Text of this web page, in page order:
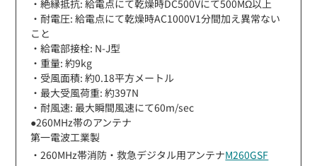
・絶縁抵抗: 給電点にて乾燥時DC500Vにて500MΩ以上
・耐電圧: 給電点にて乾燥時AC1000V1分間加え異常ない
こと
・給電部接栓: N-J型
・重量: 約9kg
・受風面積: 約0.18平方メートル
・最大受風荷重: 約397N
・耐風速: 最大瞬間風速にて60m/sec
●260MHz帯のアンテナ
第一電波工業製
・260MHz帯消防・救急デジタル用アンテナM260GSF